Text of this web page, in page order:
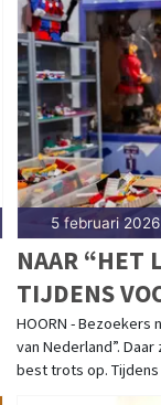
5 februari
NAAR “HET
TIJDENS
HOORN - Bezoekers
van Nederland”.
best trots op. Tijdens